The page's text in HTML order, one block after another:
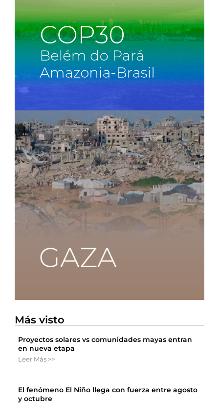
Más visto
Proyectos solares vs comunidades mayas entran
en nueva etapa
Leer Más >>
El fenómeno El Niño llega con fuerza entre agosto
y octubre